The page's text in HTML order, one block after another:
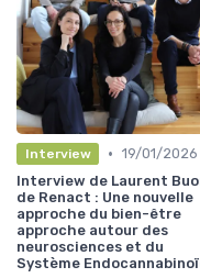
Interview • 19/01/2026
Interview de Laurent
de Renact : Une nouvelle
approche du bien-être
approche autour des
neurosciences et du
Système